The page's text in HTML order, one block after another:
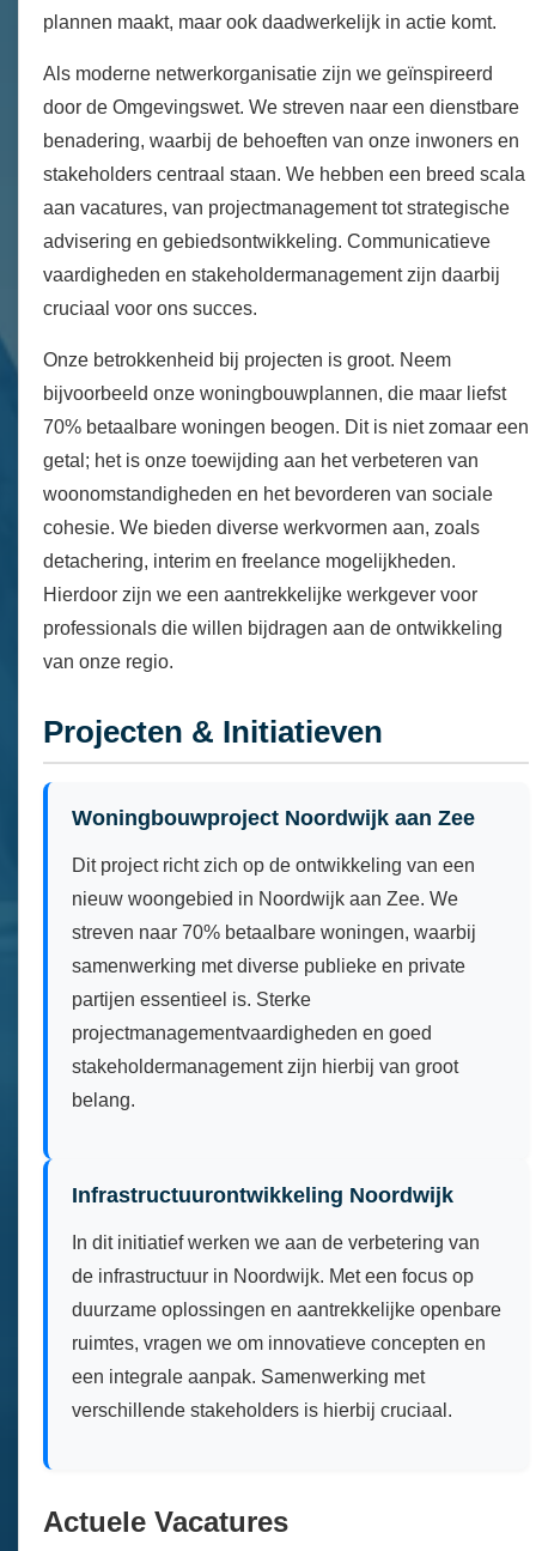
plannen maakt, maar ook daadwerkelijk in actie komt.
Als moderne netwerkorganisatie zijn we geïnspireerd
door de Omgevingswet. We streven naar een dienstbare
benadering, waarbij de behoeften van onze inwoners en
stakeholders centraal staan. We hebben een breed scala
aan vacatures, van projectmanagement tot strategische
advisering en gebiedsontwikkeling. Communicatieve
vaardigheden en stakeholdermanagement zijn daarbij
cruciaal voor ons succes.
Onze betrokkenheid bij projecten is groot. Neem
bijvoorbeeld onze woningbouwplannen, die maar liefst
70% betaalbare woningen beogen. Dit is niet zomaar een
getal; het is onze toewijding aan het verbeteren van
woonomstandigheden en het bevorderen van sociale
cohesie. We bieden diverse werkvormen aan, zoals
detachering, interim en freelance mogelijkheden.
Hierdoor zijn we een aantrekkelijke werkgever voor
professionals die willen bijdragen aan de ontwikkeling
van onze regio.
Projecten & Initiatieven
Woningbouwproject Noordwijk aan Zee
Dit project richt zich op de ontwikkeling van een
nieuw woongebied in Noordwijk aan Zee. We
streven naar 70% betaalbare woningen, waarbij
samenwerking met diverse publieke en private
partijen essentieel is. Sterke
projectmanagementvaardigheden en goed
stakeholdermanagement zijn hierbij van groot
belang.
Infrastructuurontwikkeling Noordwijk
In dit initiatief werken we aan de verbetering van
de infrastructuur in Noordwijk. Met een focus op
duurzame oplossingen en aantrekkelijke openbare
ruimtes, vragen we om innovatieve concepten en
een integrale aanpak. Samenwerking met
verschillende stakeholders is hierbij cruciaal.
Actuele Vacatures